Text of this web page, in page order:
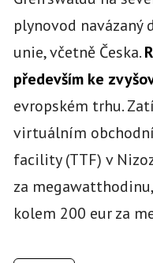
plynovod navázaný
unie, včetně Česka.
především ke
evropském trhu.
virtuálním
facility (TTF) v
za
kolem 200 eur za